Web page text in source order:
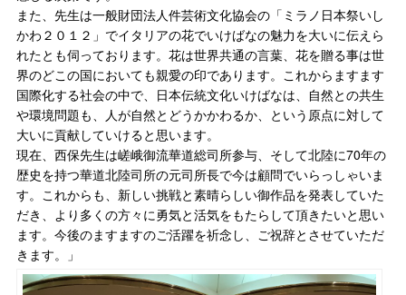
また、先生は一般財団法人件芸術文化協会の「ミラノ日本祭いし
かわ２０１２」でイタリアの花でいけばなの魅力を大いに伝えら
れたとも伺っております。花は世界共通の言葉、花を贈る事は世
界のどこの国においても親愛の印であります。これからますます
国際化する社会の中で、日本伝統文化いけばなは、自然との共生
や環境問題も、人が自然とどうかかわるか、という原点に対して
大いに貢献していけると思います。
現在、西保先生は嵯峨御流華道総司所参与、そして北陸に70年の
歴史を持つ華道北陸司所の元司所長で今は顧問でいらっしゃいま
す。これからも、新しい挑戦と素晴らしい御作品を発表していた
だき、より多くの方々に勇気と活気をもたらして頂きたいと思い
ます。今後のますますのご活躍を祈念し、ご祝辞とさせていただ
きます。」